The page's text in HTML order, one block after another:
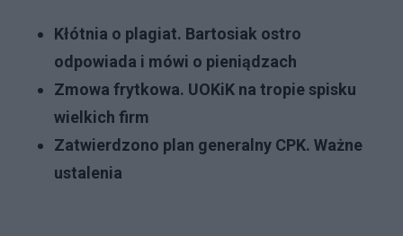
Kłótnia o plagiat. Bartosiak ostro
odpowiada i mówi o pieniądzach
Zmowa frytkowa. UOKiK na tropie spisku
wielkich firm
Zatwierdzono plan generalny CPK. Ważne
ustalenia